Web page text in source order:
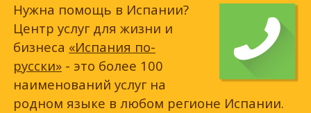
Нужна помощь в Испании?
Центр услуг для жизни и
бизнеса «Испания по-
русски» - это более 100
наименований услуг на
родном языке в любом регионе Испании.